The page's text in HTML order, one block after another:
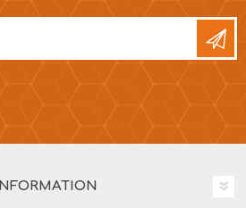
INFORMATION